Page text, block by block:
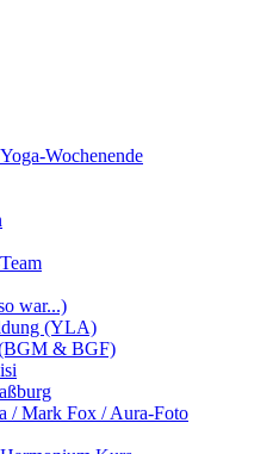
Wochenende
war...)
(YLA)
& BGF)
/ Mark Fox / Aura-Foto